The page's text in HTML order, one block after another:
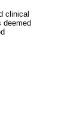
clinical
deemed